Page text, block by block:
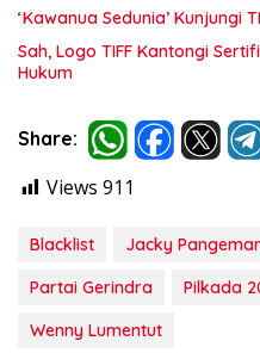
‘Kawanua Sedunia’ Kunjungi
Sah, Logo TIFF Kantongi
Hukum
Share:
Views 911
Blacklist Jacky
Partai Gerindra
Pilkada
Wenny Lumentut